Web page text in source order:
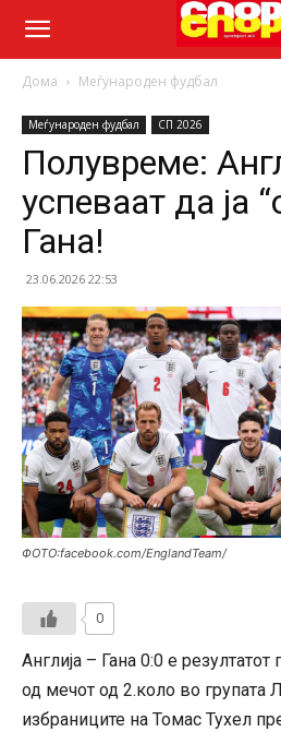
Дома Меѓународен фудбал
Меѓународен фудбал СП 2026
Полувреме:
успеваат да ја
Гана!
23.06.2026 22:53
ФОТО:facebook.com/EnglandTeam/
0
Англија – Гана 0:0 е
од мечот од 2.коло во групата
избраниците на Томас Тухел